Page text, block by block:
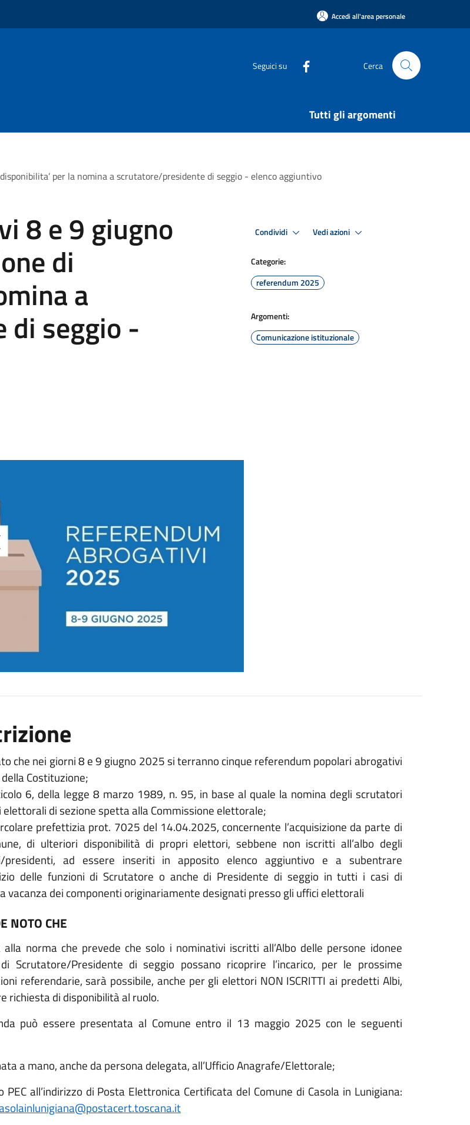
Accedi all'area personale
Seguici su Cerca
Tutti gli argomenti
per la nomina a scrutatore/presidente di seggio - elenco aggiuntivo
8 e 9 giugno
di
a
seggio -
Condividi Vedi azioni
Categorie:
referendum 2025
Argomenti:
Comunicazione istituzionale
che nei giorni 8 e 9 giugno 2025 si terranno cinque referendum popolari abrogativi
Costituzione;
6, della legge 8 marzo 1989, n. 95, in base al quale la nomina degli scrutatori
elettorali di sezione spetta alla Commissione elettorale;
prefettizia prot. 7025 del 14.04.2025, concernente l’acquisizione da parte di
di ulteriori disponibilità di propri elettori, sebbene non iscritti all’albo degli
presidenti, ad essere inseriti in apposito elenco aggiuntivo e a subentrare
delle funzioni di Scrutatore o anche di Presidente di seggio in tutti i casi di
vacanza dei componenti originariamente designati presso gli uffici elettorali
NOTO CHE
alla norma che prevede che solo i nominativi iscritti all’Albo delle persone idonee
di Scrutatore/Presidente di seggio possano ricoprire l’incarico, per le prossime
referendarie, sarà possibile, anche per gli elettori NON ISCRITTI ai predetti Albi,
richiesta di disponibilità al ruolo.
può essere presentata al Comune entro il 13 maggio 2025 con le seguenti
a mano, anche da persona delegata, all’Ufficio Anagrafe/Elettorale;
PEC all’indirizzo di Posta Elettronica Certificata del Comune di Casola in Lunigiana: